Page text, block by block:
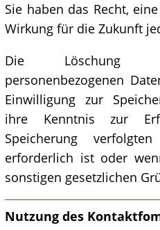
Sie haben das Recht,
Wirkung für die Zukunft
Die Löschung
personenbezogenen
Einwilligung zur
ihre Kenntnis zur
Speicherung
erforderlich ist oder
sonstigen gesetzlichen
Nutzung des